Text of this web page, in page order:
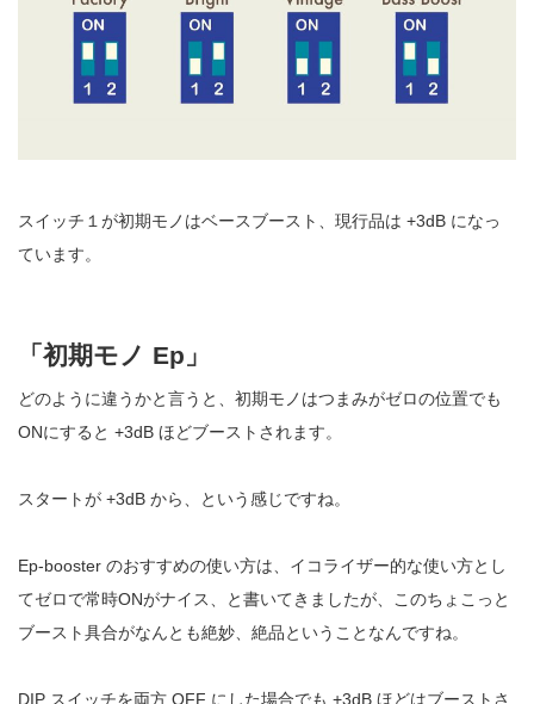
スイッチ１が初期モノはベースブースト、現行品は +3dB になっ
ています。
「初期モノ Ep」
どのように違うかと言うと、初期モノはつまみがゼロの位置でも
ONにすると +3dB ほどブーストされます。
スタートが +3dB から、という感じですね。
Ep-booster のおすすめの使い方は、イコライザー的な使い方とし
てゼロで常時ONがナイス、と書いてきましたが、このちょこっと
ブースト具合がなんとも絶妙、絶品ということなんですね。
DIP スイッチを両方 OFF にした場合でも +3dB ほどはブーストさ